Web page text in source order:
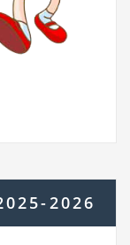
2026